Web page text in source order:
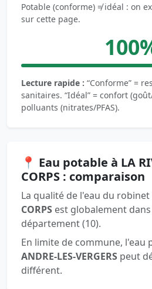
Potable (conforme) ≠ idéal : on
sur cette page.
Lecture rapide : “Conforme” =
sanitaires. “Idéal” = confort
polluants (nitrates/PFAS).
📍 Eau potable à LA
CORPS : comparaison
La qualité de l'eau du robinet
CORPS est globalement
département (10).
En limite de commune, l'eau
ANDRE-LES-VERGERS peut
différent.